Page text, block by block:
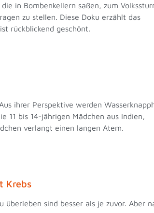
in Bombenkellern saßen, zum
zu stellen. Diese Doku erzählt das
rückblickend geschönt.
ihrer Perspektive werden
11 bis 14-jährigen Mädchen aus Indien,
verlangt einen langen Atem.
Krebs
sind besser als je zuvor. Aber